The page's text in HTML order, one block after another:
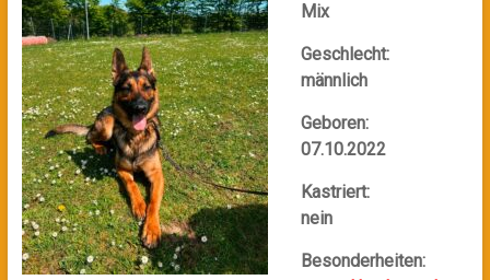
Mix
Geschlecht:
männlich
Geboren:
07.10.2022
Kastriert:
nein
Besonderheiten: